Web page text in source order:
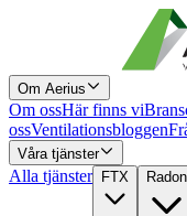
Om Aerius
Om ossHär finns vi
ossVentilationsbloggen
Våra tjänster
Alla tjänster FTX Radon